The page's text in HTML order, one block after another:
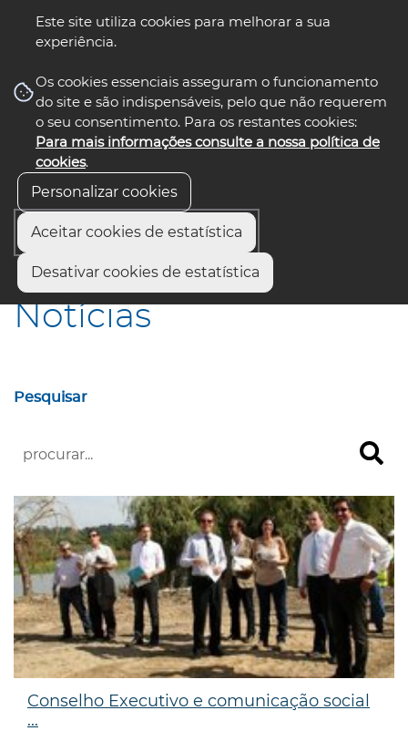
Este site utiliza cookies para melhorar a sua
experiência.
Os cookies essenciais asseguram o funcionamento
do site e são indispensáveis, pelo que não requerem
o seu consentimento. Para os restantes cookies:
Para mais informações consulte a nossa política de
cookies.
Personalizar cookies
Aceitar cookies de estatística
Desativar cookies de estatística
nos select language
Início
Notícias
Pesquisar
Conselho Executivo e comunicação social
...